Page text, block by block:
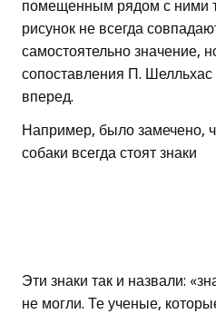
помещенным рядом с ними
рисунок не всегда
самостоятельно значение,
сопоставления П.
вперед.
Например, было замечено,
собаки всегда стоят знаки
Эти знаки так и назвали:
не могли. Те ученые,